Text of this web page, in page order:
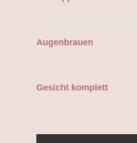
Augenbrauen
Gesicht komplett